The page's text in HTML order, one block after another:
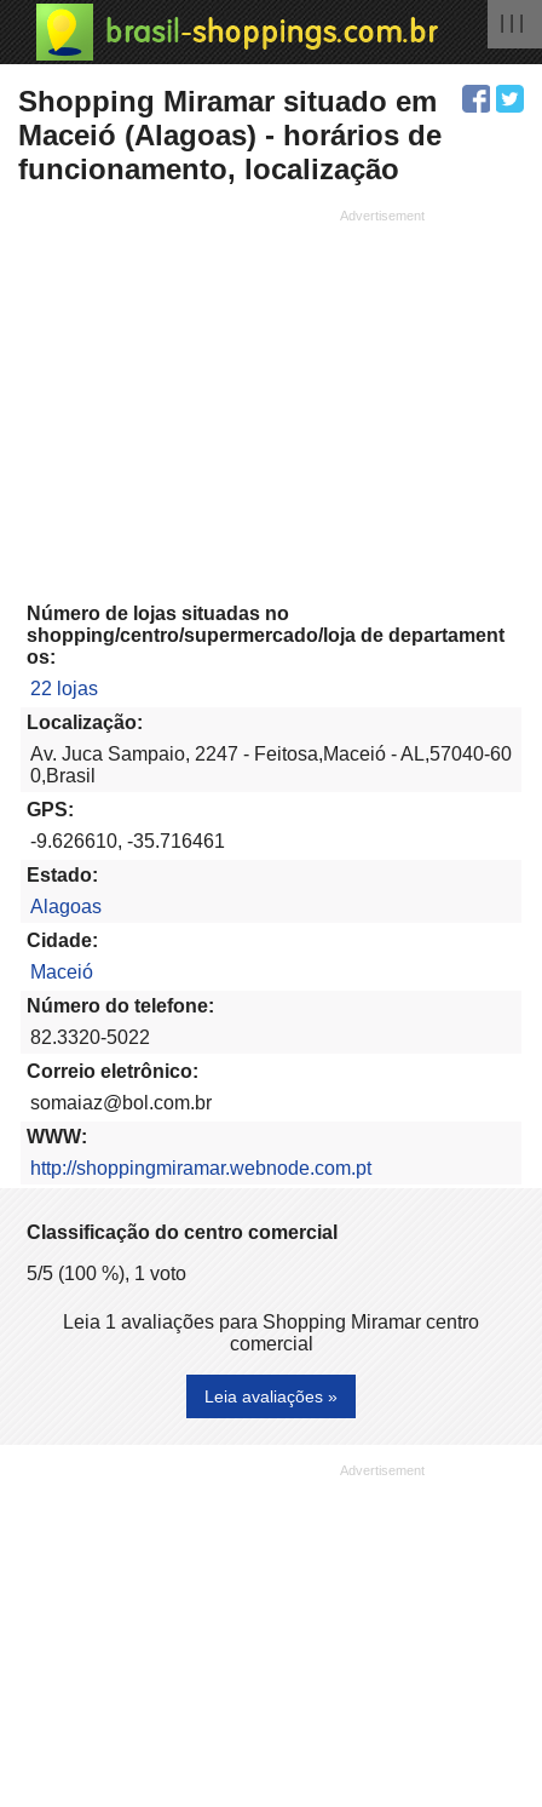
Shopping Miramar situado em
Maceió (Alagoas) - horários de
funcionamento, localização
Número de lojas situadas no
shopping/centro/supermercado/loja de departament
os:
22 lojas
Localização:
Av. Juca Sampaio, 2247 - Feitosa,Maceió - AL,57040-60
0,Brasil
GPS:
-9.626610, -35.716461
Estado:
Alagoas
Cidade:
Maceió
Número do telefone:
82.3320-5022
Correio eletrônico:
somaiaz@bol.com.br
WWW:
http://shoppingmiramar.webnode.com.pt
Classificação do centro comercial
5/5 (100 %), 1 voto
Leia 1 avaliações para Shopping Miramar centro
comercial
Leia avaliações »